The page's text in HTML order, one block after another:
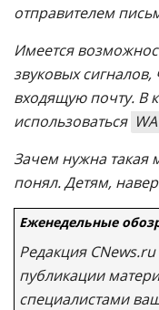
отправителем
Имеется
звуковых
входящую почту. В
использоваться
Зачем нужна такая
понял. Детям,
Еженедельные
Редакция
публикации
специалистами